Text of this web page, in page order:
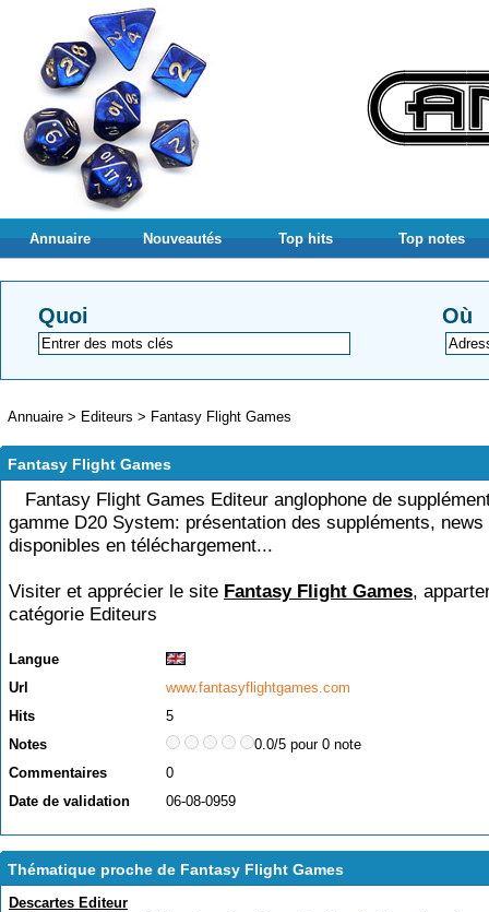
Annuaire Nouveautés Top hits Top notes
Quoi Où
Annuaire > Editeurs > Fantasy Flight Games
Fantasy Flight Games
Fantasy Flight Games Editeur anglophone de
gamme D20 System: présentation des suppléments, news
disponibles en téléchargement...
Visiter et apprécier le site Fantasy Flight Games,
catégorie Editeurs
Langue
Url
www.fantasyflightgames.com
Hits
5
Notes
0.0/5 pour 0 note
Commentaires
0
Date de validation
06-08-0959
Thématique proche de Fantasy Flight Games
Descartes Editeur